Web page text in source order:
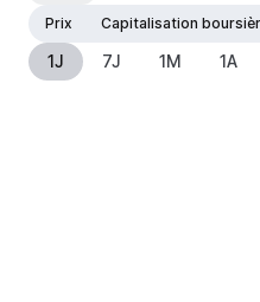
Prix
Capitalisation
1J 7J 1M 1A